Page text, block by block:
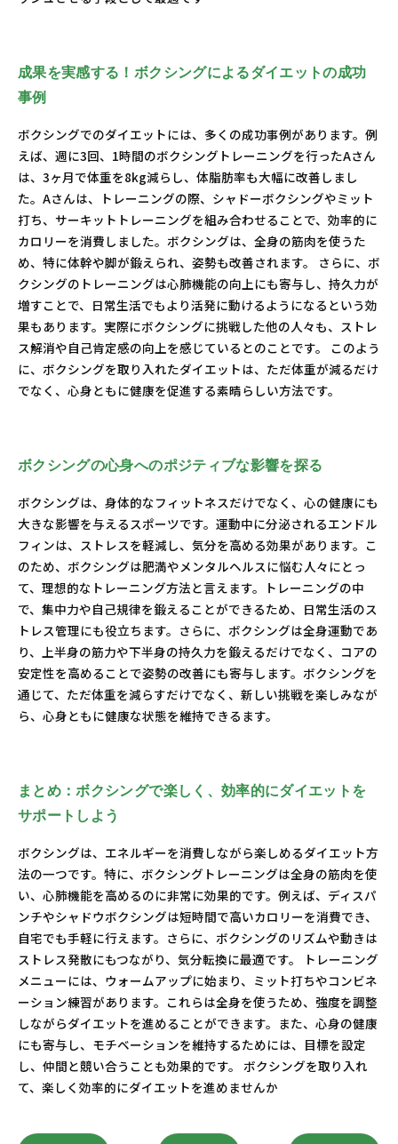
成果を実感する！ボクシングによるダイエットの成功
事例
ボクシングでのダイエットには、多くの成功事例があります。例
えば、週に3回、1時間のボクシングトレーニングを行ったAさん
は、3ヶ月で体重を8kg減らし、体脂肪率も大幅に改善しまし
た。Aさんは、トレーニングの際、シャドーボクシングやミット
打ち、サーキットトレーニングを組み合わせることで、効率的に
カロリーを消費しました。ボクシングは、全身の筋肉を使うた
め、特に体幹や脚が鍛えられ、姿勢も改善されます。 さらに、ボ
クシングのトレーニングは心肺機能の向上にも寄与し、持久力が
増すことで、日常生活でもより活発に動けるようになるという効
果もあります。実際にボクシングに挑戦した他の人々も、ストレ
ス解消や自己肯定感の向上を感じているとのことです。 このよう
に、ボクシングを取り入れたダイエットは、ただ体重が減るだけ
でなく、心身ともに健康を促進する素晴らしい方法です。
ボクシングの心身へのポジティブな影響を探る
ボクシングは、身体的なフィットネスだけでなく、心の健康にも
大きな影響を与えるスポーツです。運動中に分泌されるエンドル
フィンは、ストレスを軽減し、気分を高める効果があります。こ
のため、ボクシングは肥満やメンタルヘルスに悩む人々にとっ
て、理想的なトレーニング方法と言えます。トレーニングの中
で、集中力や自己規律を鍛えることができるため、日常生活のス
トレス管理にも役立ちます。さらに、ボクシングは全身運動であ
り、上半身の筋力や下半身の持久力を鍛えるだけでなく、コアの
安定性を高めることで姿勢の改善にも寄与します。ボクシングを
通じて、ただ体重を減らすだけでなく、新しい挑戦を楽しみなが
ら、心身ともに健康な状態を維持できるます。
まとめ：ボクシングで楽しく、効率的にダイエットを
サポートしよう
ボクシングは、エネルギーを消費しながら楽しめるダイエット方
法の一つです。特に、ボクシングトレーニングは全身の筋肉を使
い、心肺機能を高めるのに非常に効果的です。例えば、ディスパ
ンチやシャドウボクシングは短時間で高いカロリーを消費でき、
自宅でも手軽に行えます。さらに、ボクシングのリズムや動きは
ストレス発散にもつながり、気分転換に最適です。 トレーニング
メニューには、ウォームアップに始まり、ミット打ちやコンビネ
ーション練習があります。これらは全身を使うため、強度を調整
しながらダイエットを進めることができます。また、心身の健康
にも寄与し、モチベーションを維持するためには、目標を設定
し、仲間と競い合うことも効果的です。 ボクシングを取り入れ
て、楽しく効率的にダイエットを進めませんか